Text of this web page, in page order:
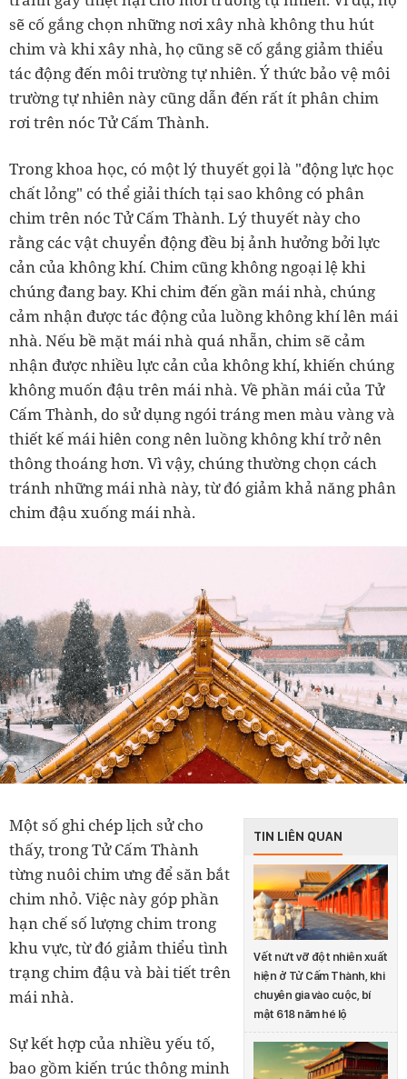
sẽ cố gắng chọn những nơi xây nhà không thu hút
chim và khi xây nhà, họ cũng sẽ cố gắng giảm thiểu
tác động đến môi trường tự nhiên. Ý thức bảo vệ môi
trường tự nhiên này cũng dẫn đến rất ít phân chim
rơi trên nóc Tử Cấm Thành.
Trong khoa học, có một lý thuyết gọi là "động lực học
chất lỏng" có thể giải thích tại sao không có phân
chim trên nóc Tử Cấm Thành. Lý thuyết này cho
rằng các vật chuyển động đều bị ảnh hưởng bởi lực
cản của không khí. Chim cũng không ngoại lệ khi
chúng đang bay. Khi chim đến gần mái nhà, chúng
cảm nhận được tác động của luồng không khí lên mái
nhà. Nếu bề mặt mái nhà quá nhẵn, chim sẽ cảm
nhận được nhiều lực cản của không khí, khiến chúng
không muốn đậu trên mái nhà. Về phần mái của Tử
Cấm Thành, do sử dụng ngói tráng men màu vàng và
thiết kế mái hiên cong nên luồng không khí trở nên
thông thoáng hơn. Vì vậy, chúng thường chọn cách
tránh những mái nhà này, từ đó giảm khả năng phân
chim đậu xuống mái nhà.
TIN LIÊN QUAN
Vết nứt vỡ đột nhiên xuất
hiện ở Tử Cấm Thành, khi
chuyên gia vào cuộc, bí
mật 618 năm hé lộ
Một số ghi chép lịch sử cho
thấy, trong Tử Cấm Thành
từng nuôi chim ưng để săn bắt
chim nhỏ. Việc này góp phần
hạn chế số lượng chim trong
khu vực, từ đó giảm thiểu tình
trạng chim đậu và bài tiết trên
mái nhà.
Sự kết hợp của nhiều yếu tố,
bao gồm kiến trúc thông minh